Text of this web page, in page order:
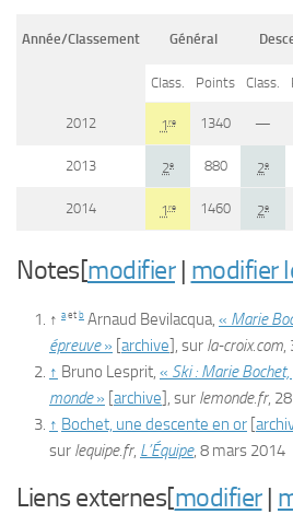
Année/Classement Général
Class. Points Class.
2012 1re 1340 —
2013 2e 880 2e
2014 1re 1460 2e
Notes[modifier| modifier
↑ aetb Arnaud Bevilacqua, « Marie
épreuve» [archive], sur la-croix.com,‎
↑ Bruno Lesprit, « Ski : Marie
monde» [archive], sur lemonde.fr,‎
↑ Bochet, une descente en or [
sur lequipe.fr, L’Équipe,‎ 8 mars 2014
Liens externes[modifier|